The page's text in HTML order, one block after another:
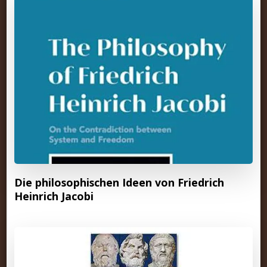
Die philosophischen Ideen von Friedrich
Heinrich Jacobi